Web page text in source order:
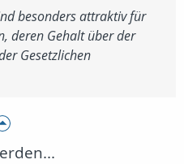
besonders attraktiv für
deren Gehalt über der
Gesetzlichen